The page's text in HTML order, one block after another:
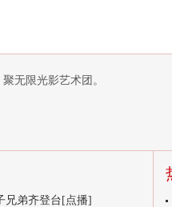
无限光影艺术团。
兄弟齐登台[点播]